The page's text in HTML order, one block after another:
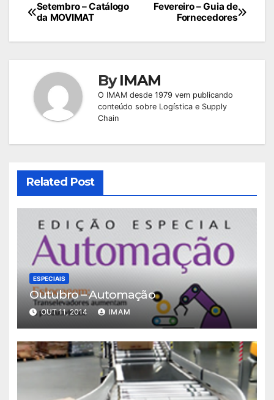
Navegação
de
Post
Fevereiro – Guia de
Fornecedores
Setembro – Catálogo
da MOVIMAT
ByIMAM
O IMAM desde 1979 vem publicando
conteúdo sobre Logística e Supply
Chain
Related Post
ESPECIAIS
Outubro – Automação
OUT 11, 2014 IMAM